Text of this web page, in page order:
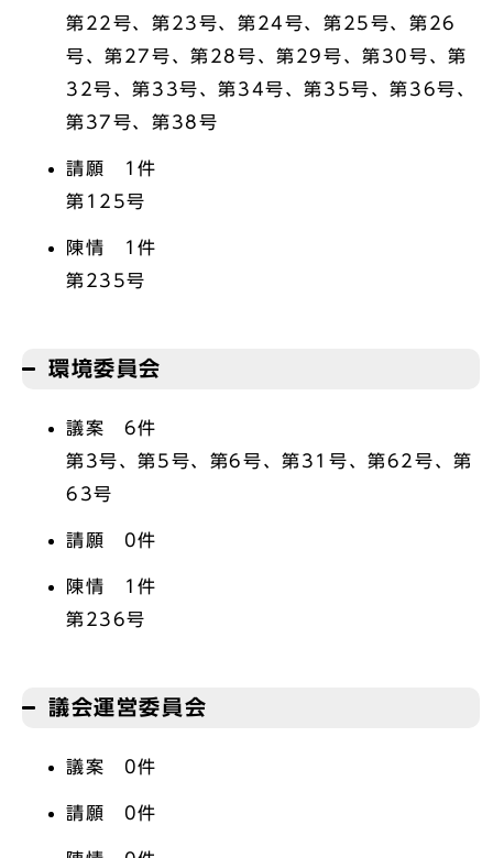
第22号、第23号、第24号、第25号、第26
号、第27号、第28号、第29号、第30号、第
32号、第33号、第34号、第35号、第36号、
第37号、第38号
請願 1件
第125号
陳情 1件
第235号
環境委員会
議案 6件
第3号、第5号、第6号、第31号、第62号、第
63号
請願 0件
陳情 1件
第236号
議会運営委員会
議案 0件
請願 0件